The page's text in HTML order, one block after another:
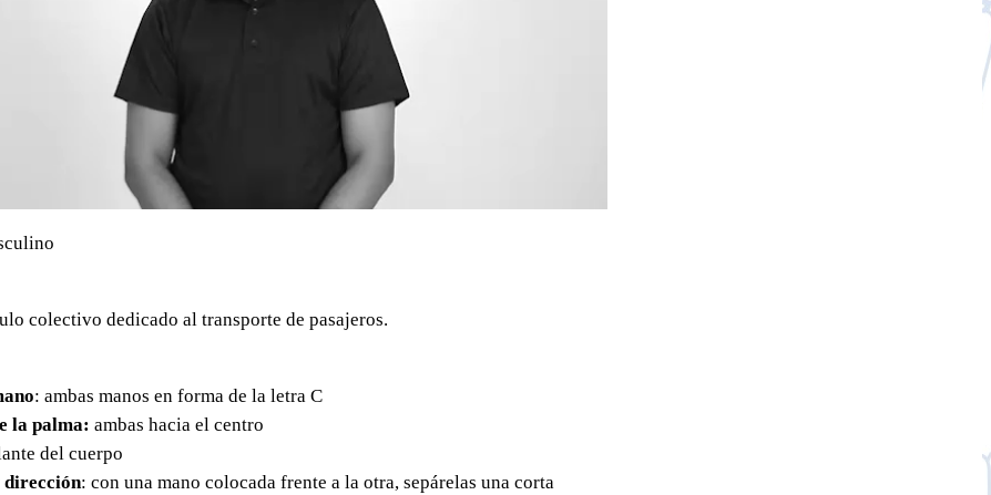
colectivo dedicado al transporte de pasajeros.
: ambas manos en forma de la letra C
la palma: ambas hacia el centro
del cuerpo
: con una mano colocada frente a la otra, sepárelas una corta